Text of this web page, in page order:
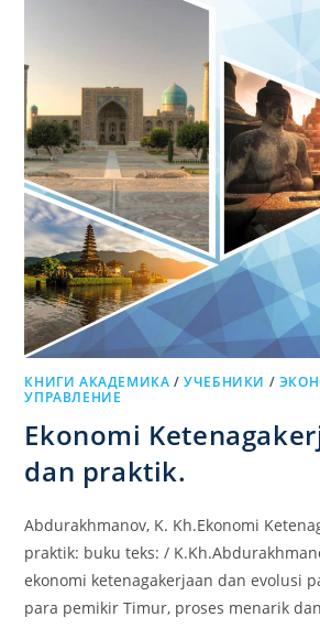
КНИГИ АКАДЕМИКА /УЧЕБНИКИ /
УПРАВЛЕНИЕ
Ekonomi
dan praktik.
Abdurakhmanov, K. Kh.Ekonomi
praktik: buku teks: /
ekonomi ketenagakerjaan dan evolusi
para pemikir Timur, proses menarik